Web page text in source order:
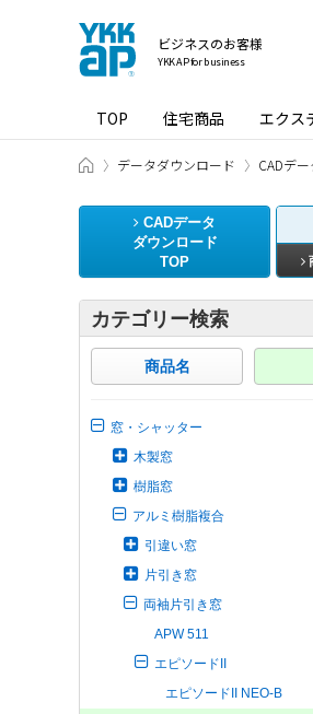
ビジネスのお客様
YKK AP for business
TOP 住宅商品 エクス
ビジネスのお客様 HOME
データダウンロード CADデ
CADデータ
ダウンロード
TOP
カテゴリー検索
商品名
窓・シャッター
木製窓
樹脂窓
アルミ樹脂複合
引違い窓
片引き窓
両袖片引き窓
APW 511
エピソードII
エピソードII NEO-B